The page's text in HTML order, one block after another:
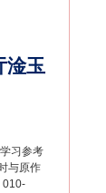
淦玉
习参考
与原作
010-